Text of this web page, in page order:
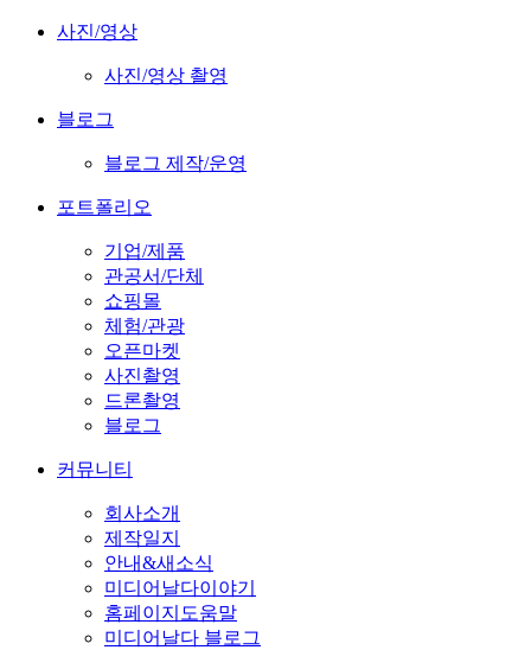
사진/영상
사진/영상 촬영
블로그
블로그 제작/운영
포트폴리오
기업/제품
관공서/단체
쇼핑몰
체험/관광
오픈마켓
사진촬영
드론촬영
블로그
커뮤니티
회사소개
제작일지
안내&새소식
미디어날다이야기
홈페이지도움말
미디어날다 블로그